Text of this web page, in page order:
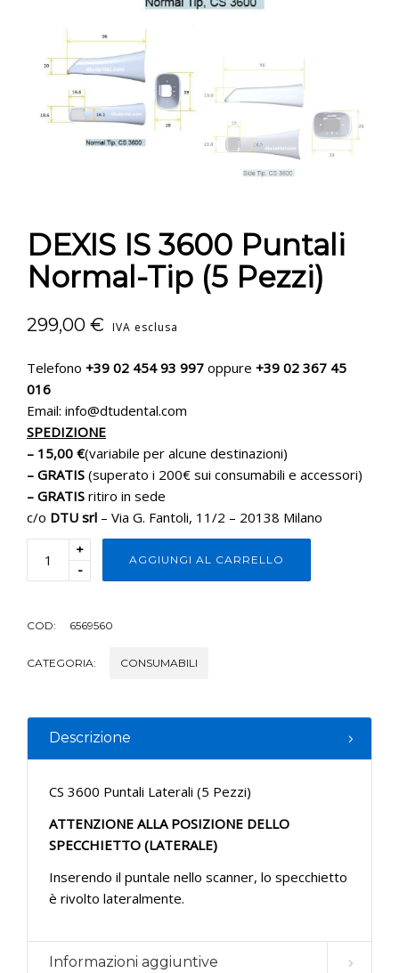
DEXIS IS 3600 Puntali
Normal-Tip (5 Pezzi)
299,00 € IVA esclusa
Telefono +39 02 454 93 997 oppure +39 02 367 45
016
Email: info@dtudental.com
SPEDIZIONE
– 15,00 €(variabile per alcune destinazioni)
– GRATIS (superato i 200€ sui consumabili e accessori)
– GRATIS ritiro in sede
c/o DTU srl – Via G. Fantoli, 11/2 – 20138 Milano
+
-
AGGIUNGI AL CARRELLO
COD: 6569560
CATEGORIA: CONSUMABILI
Descrizione
CS 3600 Puntali Laterali (5 Pezzi)
ATTENZIONE ALLA POSIZIONE DELLO
SPECCHIETTO (LATERALE)
Inserendo il puntale nello scanner, lo specchietto
è rivolto lateralmente.
Informazioni aggiuntive